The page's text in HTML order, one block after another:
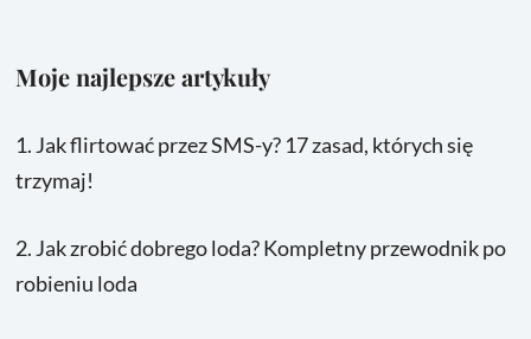
Moje najlepsze artykuły
1.Jak flirtować przez SMS-y? 17 zasad, których się
trzymaj!
2.Jak zrobić dobrego loda? Kompletny przewodnik po
robieniu loda